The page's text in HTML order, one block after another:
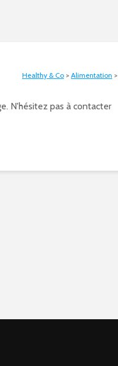
Healthy & Co > Alimentation >
N'hésitez pas à contacter